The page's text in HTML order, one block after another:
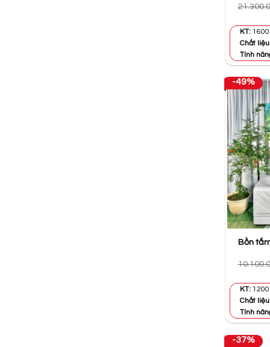
KT:1600
Chất
Tính
-49%
Bồn
KT:1200
Chất
Tính
-37%